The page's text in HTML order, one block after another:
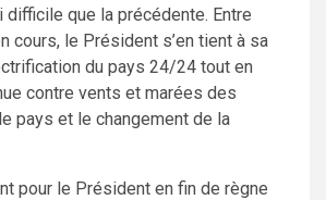
difficile que la précédente. Entre
cours, le Président s’en tient à sa
du pays 24/24 tout en
contre vents et marées des
pays et le changement de la
pour le Président en fin de règne